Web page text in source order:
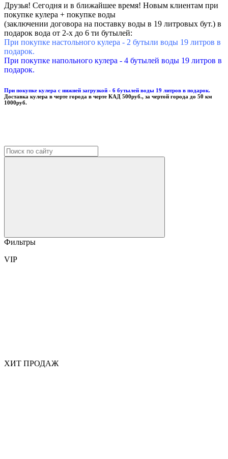
Друзья! Сегодня и в ближайшее время! Новым клиентам при
покупке кулера + покупке воды
(заключении договора на поставку воды в 19 литровых бут.) в
подарок вода от 2-х до 6 ти бутылей:
При покупке настольного кулера - 2 бутыли воды 19 литров в
подарок.
При покупке напольного кулера - 4 бутылей воды 19 литров в
подарок.
При покупке кулера с нижней загрузкой - 6 бутылей воды 19 литров в подарок.
Доставка кулера в черте города в черте КАД 500руб., за чертой города до 50 км
1000руб.
Фильтры
VIP
ХИТ ПРОДАЖ